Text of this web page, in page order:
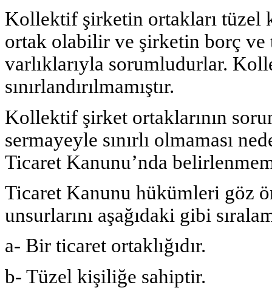
Kollektif şirketin ortakları tüzel
ortak ola­bilir ve şirketin borç ve
varlıklarıyla sorumludurlar.
sınırlandırılmamıştır.
Kollektif şirket ortaklarının
sermayeyle sınırlı olmaması
Ti­caret Kanunu’nda
Ticaret Kanunu hükümleri göz
unsurlarını aşağıdaki gibi
a- Bir ticaret ortaklığıdır.
b- Tüzel kişiliğe sahiptir.